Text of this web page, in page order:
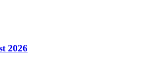
2026